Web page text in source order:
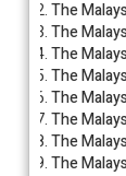
The
The
The
The
The
The
The
The